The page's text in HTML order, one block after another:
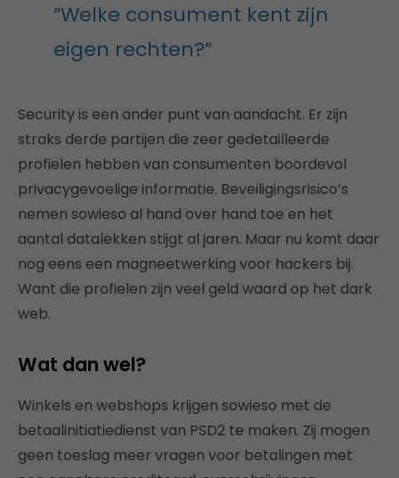
“Welke consument kent zijn
eigen rechten?”
Security is een ander punt van aandacht. Er zijn
straks derde partijen die zeer gedetailleerde
profielen hebben van consumenten boordevol
privacygevoelige informatie. Beveiligingsrisico’s
nemen sowieso al hand over hand toe en het
aantal datalekken stijgt al jaren. Maar nu komt daar
nog eens een magneetwerking voor hackers bij.
Want die profielen zijn veel geld waard op het dark
web.
Wat dan wel?
Winkels en webshops krijgen sowieso met de
betaalinitiatiedienst van PSD2 te maken. Zij mogen
geen toeslag meer vragen voor betalingen met